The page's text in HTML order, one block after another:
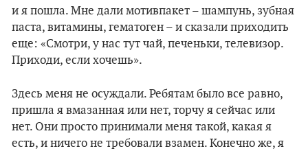
и я пошла. Мне дали мотивпакет – шампунь, зубная
паста, витамины, гематоген – и сказали приходить
еще: «Смотри, у нас тут чай, печеньки, телевизор.
Приходи, если хочешь».
Здесь меня не осуждали. Ребятам было все равно,
пришла я вмазанная или нет, торчу я сейчас или
нет. Они просто принимали меня такой, какая я
есть, и ничего не требовали взамен. Конечно же, я